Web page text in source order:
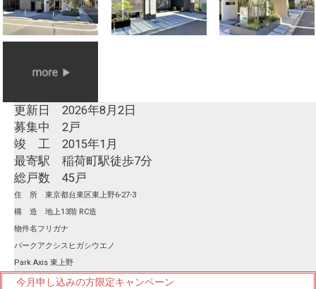
更新日 2026年8月2日
募集中 2戸
竣 工 2015年1月
最寄駅 稲荷町駅徒歩7分
総戸数 45戸
住 所 東京都台東区東上野6-27-3
構 造 地上13階 RC造
物件名フリガナ
パークアクシスヒガシウエノ
Park Axis 東上野
今月申し込みの方限定キャンペーン